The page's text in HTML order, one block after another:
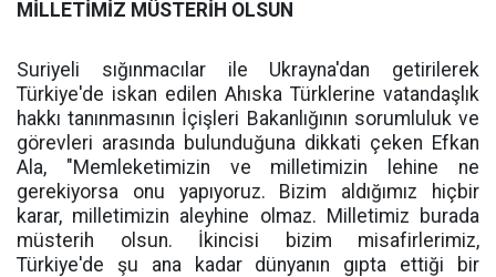
MİLLETİMİZ MÜSTERİH OLSUN
Suriyeli sığınmacılar ile Ukrayna'dan getirilerek
Türkiye'de iskan edilen Ahıska Türklerine vatandaşlık
hakkı tanınmasının İçişleri Bakanlığının sorumluluk ve
görevleri arasında bulunduğuna dikkati çeken Efkan
Ala, "Memleketimizin ve milletimizin lehine ne
gerekiyorsa onu yapıyoruz. Bizim aldığımız hiçbir
karar, milletimizin aleyhine olmaz. Milletimiz burada
müsterih olsun. İkincisi bizim misafirlerimiz,
Türkiye'de şu ana kadar dünyanın gıpta ettiği bir